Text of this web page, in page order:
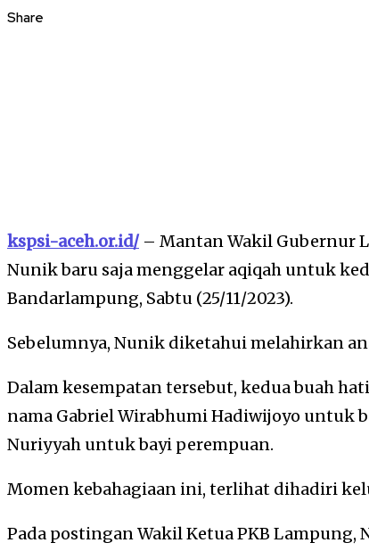
Share
kspsi-aceh.or.id/– Mantan Wakil Gubernur
Nunik baru saja menggelar aqiqah untuk
Bandarlampung, Sabtu (25/11/2023).
Sebelumnya, Nunik diketahui melahirkan
Dalam kesempatan tersebut, kedua buah
nama Gabriel Wirabhumi Hadiwijoyo untuk
Nuriyyah untuk bayi perempuan.
Momen kebahagiaan ini, terlihat dihadiri
Pada postingan Wakil Ketua PKB